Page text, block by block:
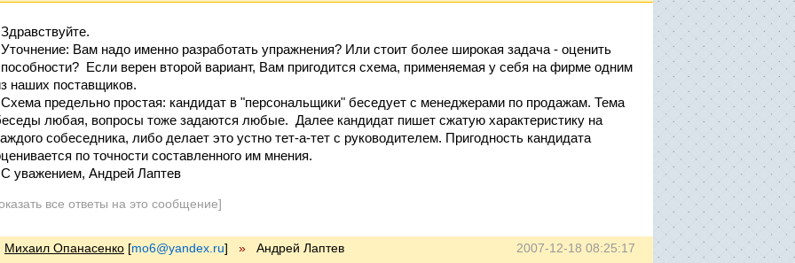
Вам надо именно разработать упражнения? Или стоит более широкая задача - оценить
Если верен второй вариант, Вам пригодится схема, применяемая у себя на фирме одним
наших поставщиков.
предельно простая: кандидат в "персональщики" беседует с менеджерами по продажам. Тема
любая, вопросы тоже задаются любые. Далее кандидат пишет сжатую характеристику на
собеседника, либо делает это устно тет-а-тет с руководителем. Пригодность кандидата
по точности составленного им мнения.
уважением, Андрей Лаптев
все ответы на это сообщение]
2007-12-18 08:25:17
Михаил Опанасенко [mo6@yandex.ru] » Андрей Лаптев